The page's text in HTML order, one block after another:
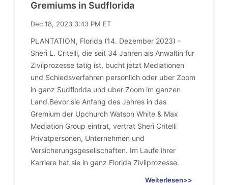
Gremiums in Sudflorida
Dec 18, 2023 3:43 PM ET
PLANTATION, Florida (14. Dezember 2023) -
Sheri L. Critelli, die seit 34 Jahren als Anwaltin fur
Zivilprozesse tatig ist, bucht jetzt Mediationen
und Schiedsverfahren personlich oder uber Zoom
in ganz Sudflorida und uber Zoom im ganzen
Land.Bevor sie Anfang des Jahres in das
Gremium der Upchurch Watson White & Max
Mediation Group eintrat, vertrat Sheri Critelli
Privatpersonen, Unternehmen und
Versicherungsgesellschaften. Im Laufe ihrer
Karriere hat sie in ganz Florida Zivilprozesse.
Weiterlesen>>